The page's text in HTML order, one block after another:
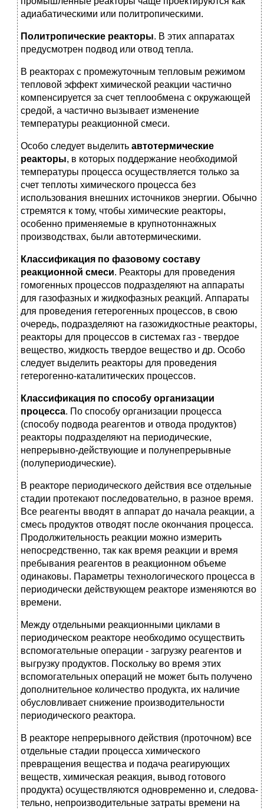
адиабатическими или политропическими.
Политропические реакторы. В этих аппаратах
предусмотрен подвод или отвод тепла.
В реакторах с промежуточным тепловым режимом
тепловой эффект химической реакции частично
компенсируется за счет теплообмена с окружающей
средой, а частично вызывает изменение
температуры реакционной смеси.
Особо следует выделить автотермические
реакторы, в которых поддержание необходимой
температуры процесса осуществляется только за
счет теплоты химического процесса без
использования внешних источников энергии. Обычно
стремятся к тому, чтобы химические реакторы,
особенно применяемые в крупнотоннажных
производствах, были автотермическими.
Классификация по фазовому составу
реакционной смеси. Реакто­ры для проведения
гомогенных процессов подразделяют на аппараты
для газофазных и жидкофазных реакций. Аппараты
для проведения гетерогенных процессов, в свою
очередь, подразделяют на газожидко­стные реакторы,
реакторы для процессов в системах газ - твердое
вещество, жидкость твердое вещество и др. Особо
следует выделить реакторы для проведения
гетерогенно-каталитических процессов.
Классификация по способу организации
процесса. По способу ор­ганизации процесса
(способу подвода реагентов и отвода продуктов)
реакторы подразделяют на периодические,
непрерывно-действующие и полунепрерывные
(полупериодические).
В реакторе периодического действия все отдель­ные
стадии протекают последовательно, в разное время.
Все реагенты вводят в аппарат до начала реакции, а
смесь продуктов отводят после окончания процесса.
Продолжительность реакции можно измерить
непосредственно, так как время реакции и время
пребывания реагентов в реакционном объеме
одинаковы. Параметры технологического процесса в
периодически действующем реакторе изменяются во
вре­мени.
Между отдельными реакционными циклами в
периодическом реакторе необходимо осуществить
вспомогательные операции - загрузку реагентов и
выгрузку продуктов. Поскольку во время этих
вспомога­тельных операций не может быть получено
дополнительное количество продукта, их наличие
обусловливает снижение производительности
периодического реактора.
В реакторе непрерывного действия (проточном) все
отдельные стадии процесса химического
превращения вещества и подача реагирующих
веществ, химическая реакция, вывод готового
продукта) осуществляются одновременно и, следова­
тельно, непроизводительные затраты времени на